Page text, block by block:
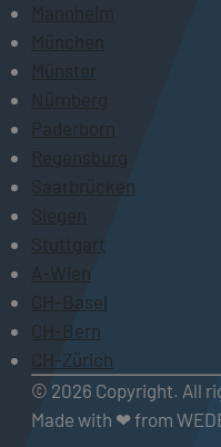
Mannheim
München
Münster
Nürnberg
Paderborn
Regensburg
Saarbrücken
Siegen
Stuttgart
A-Wien
CH-Basel
CH-Bern
CH-Zürich
© 2026 Copyright. All
Made with ❤ from